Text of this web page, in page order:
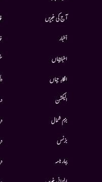
آج کی خبریں
أخبار
اخبارجہاں
افکارِ جہاں
الیکشن
بزم شمال
بزنس
بہار نامہ